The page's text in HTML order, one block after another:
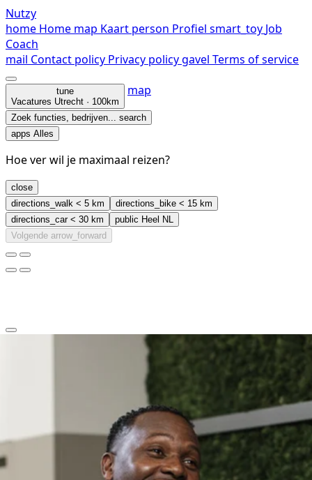
Nutzy
home Home map Kaart person Profiel smart_toy Job
Coach
mail Contact policy Privacy policygavel Terms of service
tune
Vacatures Utrecht · 100km
map
Zoek functies, bedrijven... search
apps Alles
Hoe ver wil je maximaal reizen?
close
directions_walk < 5 km directions_bike < 15 km
directions_car< 30 km public Heel NL
Volgende arrow_forward